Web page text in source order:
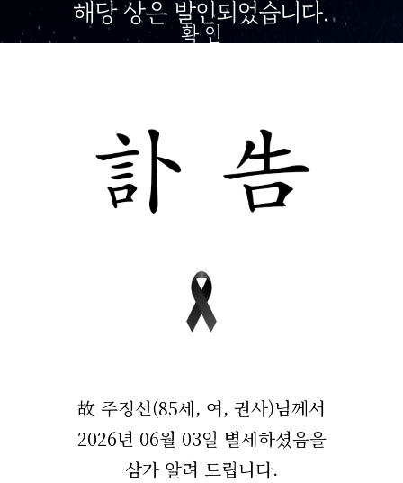
해당 상은 발인되었습니다.
확 인
故 주정선(85세, 여, 권사)님께서
2026년 06월 03일 별세하셨음을
삼가 알려 드립니다.